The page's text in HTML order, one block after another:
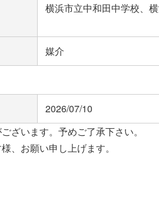
横浜市立中和田中学校、
媒介
2026/07/10
ざいます。予めご了承下さい。
、お願い申し上げます。